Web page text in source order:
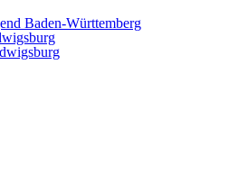
Baden-Württemberg